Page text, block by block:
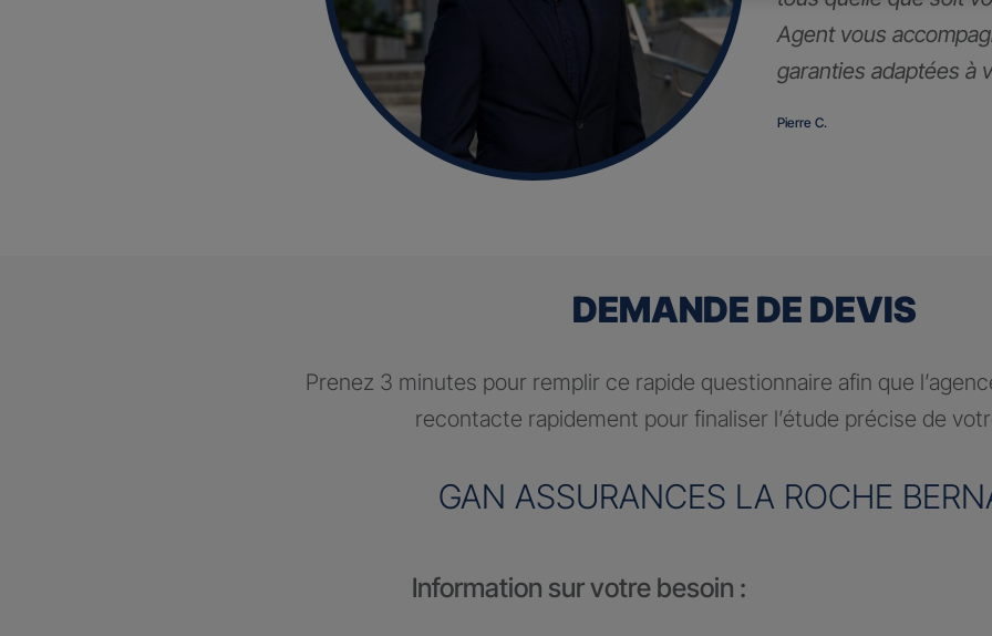
Agent vous
garanties adaptées à
Pierre C.
DEMANDE DE DEVIS
Prenez 3 minutes pour remplir ce rapide questionnaire afin que
recontacte rapidement pour finaliser l’étude précise de
GAN ASSURANCES LA ROCHE
Information sur votre besoin :